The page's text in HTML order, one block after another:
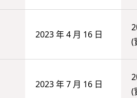
2023 年 4 月 16 日
(
2023 年 7 月 16 日
(